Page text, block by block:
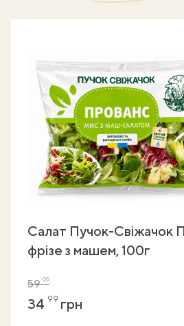
Салат Пучок-Свіжачок
фрізе з машем, 100г
5999
34 99 грн